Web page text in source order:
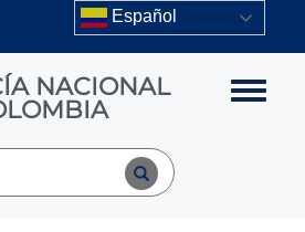
Español
NACIONAL Toggle